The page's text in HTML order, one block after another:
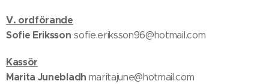
V. ordförande
Sofie Eriksson sofie.eriksson96@hotmail.com
Kassör
Marita Junebladh maritajune@hotmail.com